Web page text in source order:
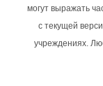
могут выражать
с текущей
учреждениях.